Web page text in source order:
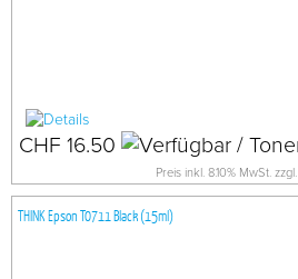
CHF 16.50
Preis inkl. 8.10% MwSt. zzgl.
THINK Epson T0711 Black (15ml)